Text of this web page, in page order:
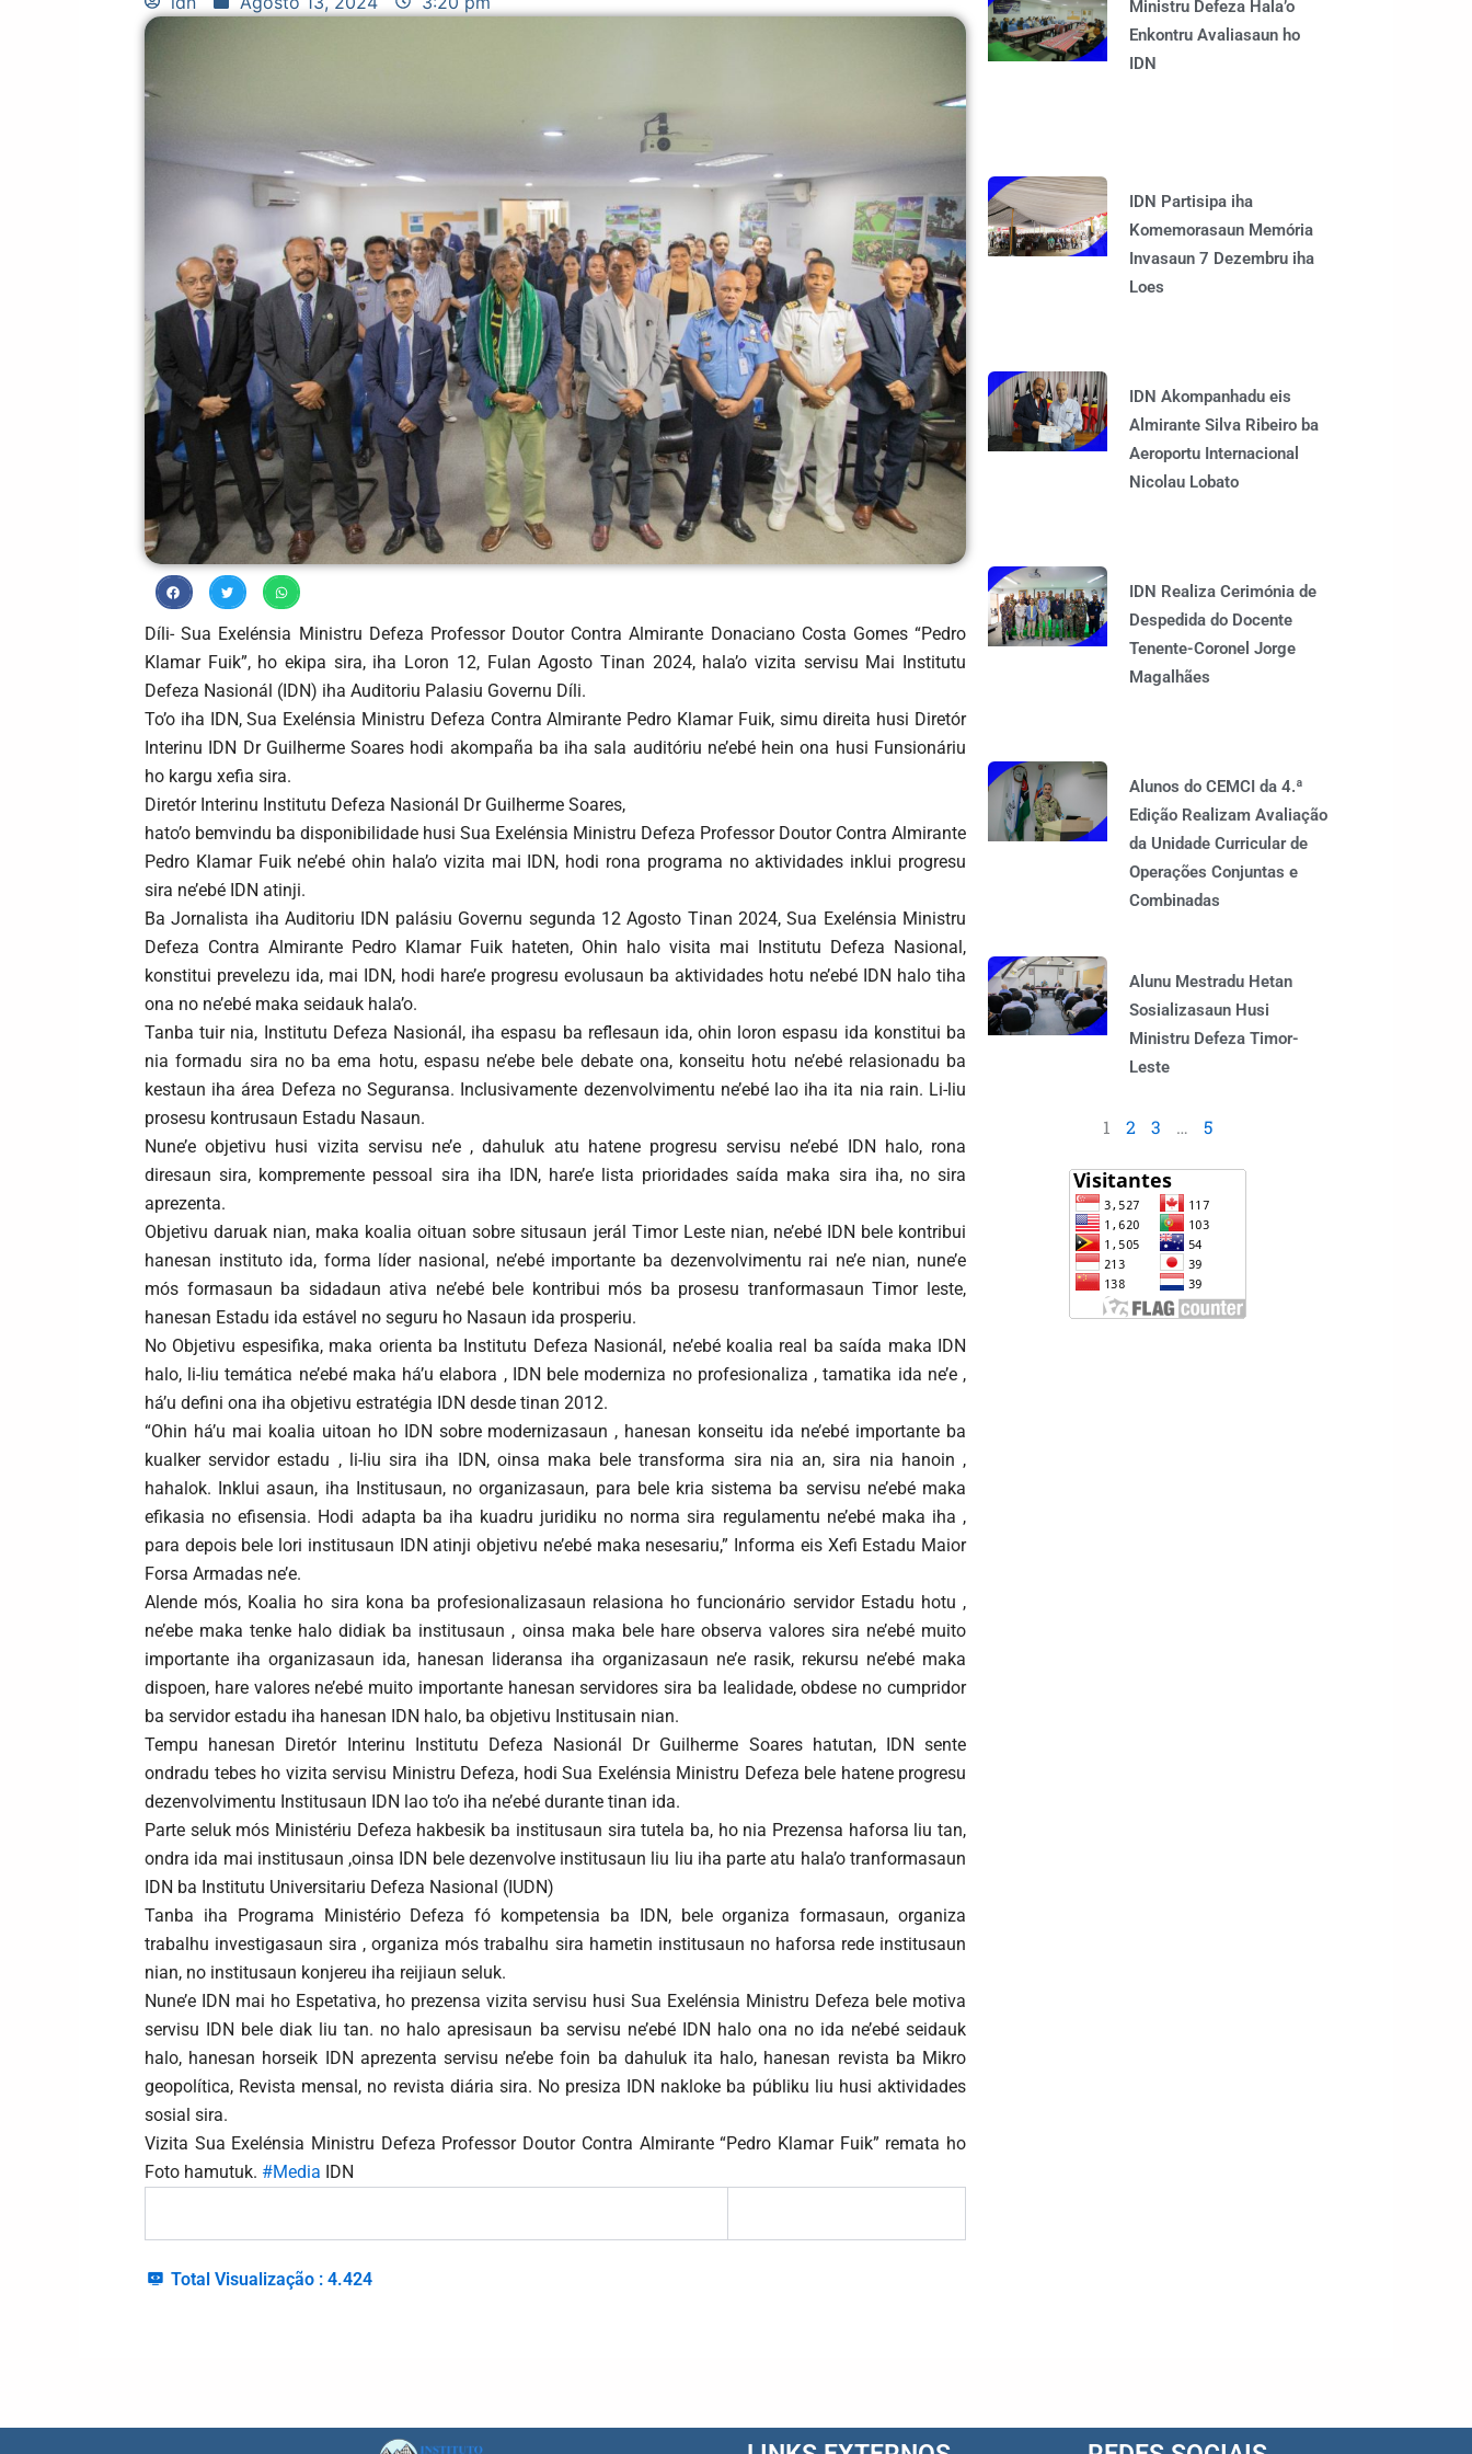
Díli- Sua Exelénsia Ministru Defeza Professor Doutor Contra Almirante Donaciano Costa Gomes “Pedro
Klamar Fuik”, ho ekipa sira, iha Loron 12, Fulan Agosto Tinan 2024, hala’o vizita servisu Mai Institutu
Defeza Nasionál (IDN) iha Auditoriu Palasiu Governu Díli.
To’o iha IDN, Sua Exelénsia Ministru Defeza Contra Almirante Pedro Klamar Fuik, simu direita husi Diretór
Interinu IDN Dr Guilherme Soares hodi akompaña ba iha sala auditóriu ne’ebé hein ona husi Funsionáriu
ho kargu xefia sira.
Diretór Interinu Institutu Defeza Nasionál Dr Guilherme Soares,
hato’o bemvindu ba disponibilidade husi Sua Exelénsia Ministru Defeza Professor Doutor Contra Almirante
Pedro Klamar Fuik ne’ebé ohin hala’o vizita mai IDN, hodi rona programa no aktividades inklui progresu
sira ne’ebé IDN atinji.
Ba Jornalista iha Auditoriu IDN palásiu Governu segunda 12 Agosto Tinan 2024, Sua Exelénsia Ministru
Defeza Contra Almirante Pedro Klamar Fuik hateten, Ohin halo visita mai Institutu Defeza Nasional,
konstitui prevelezu ida, mai IDN, hodi hare’e progresu evolusaun ba aktividades hotu ne’ebé IDN halo tiha
ona no ne’ebé maka seidauk hala’o.
Tanba tuir nia, Institutu Defeza Nasionál, iha espasu ba reflesaun ida, ohin loron espasu ida konstitui ba
nia formadu sira no ba ema hotu, espasu ne’ebe bele debate ona, konseitu hotu ne’ebé relasionadu ba
kestaun iha área Defeza no Seguransa. Inclusivamente dezenvolvimentu ne’ebé lao iha ita nia rain. Li-liu
prosesu kontrusaun Estadu Nasaun.
Nune’e objetivu husi vizita servisu ne’e , dahuluk atu hatene progresu servisu ne’ebé IDN halo, rona
diresaun sira, kompremente pessoal sira iha IDN, hare’e lista prioridades saída maka sira iha, no sira
aprezenta.
Objetivu daruak nian, maka koalia oituan sobre situsaun jerál Timor Leste nian, ne’ebé IDN bele kontribui
hanesan instituto ida, forma líder nasional, ne’ebé importante ba dezenvolvimentu rai ne’e nian, nune’e
mós formasaun ba sidadaun ativa ne’ebé bele kontribui mós ba prosesu tranformasaun Timor leste,
hanesan Estadu ida estável no seguru ho Nasaun ida prosperiu.
No Objetivu espesifika, maka orienta ba Institutu Defeza Nasionál, ne’ebé koalia real ba saída maka IDN
halo, li-liu temática ne’ebé maka há’u elabora , IDN bele moderniza no profesionaliza , tamatika ida ne’e ,
há’u defini ona iha objetivu estratégia IDN desde tinan 2012.
“Ohin há’u mai koalia uitoan ho IDN sobre modernizasaun , hanesan konseitu ida ne’ebé importante ba
kualker servidor estadu , li-liu sira iha IDN, oinsa maka bele transforma sira nia an, sira nia hanoin ,
hahalok. Inklui asaun, iha Institusaun, no organizasaun, para bele kria sistema ba servisu ne’ebé maka
efikasia no efisensia. Hodi adapta ba iha kuadru juridiku no norma sira regulamentu ne’ebé maka iha ,
para depois bele lori institusaun IDN atinji objetivu ne’ebé maka nesesariu,” Informa eis Xefi Estadu Maior
Forsa Armadas ne’e.
Alende mós, Koalia ho sira kona ba profesionalizasaun relasiona ho funcionário servidor Estadu hotu ,
ne’ebe maka tenke halo didiak ba institusaun , oinsa maka bele hare observa valores sira ne’ebé muito
importante iha organizasaun ida, hanesan lideransa iha organizasaun ne’e rasik, rekursu ne’ebé maka
dispoen, hare valores ne’ebé muito importante hanesan servidores sira ba lealidade, obdese no cumpridor
ba servidor estadu iha hanesan IDN halo, ba objetivu Institusain nian.
Tempu hanesan Diretór Interinu Institutu Defeza Nasionál Dr Guilherme Soares hatutan, IDN sente
ondradu tebes ho vizita servisu Ministru Defeza, hodi Sua Exelénsia Ministru Defeza bele hatene progresu
dezenvolvimentu Institusaun IDN lao to’o iha ne’ebé durante tinan ida.
Parte seluk mós Ministériu Defeza hakbesik ba institusaun sira tutela ba, ho nia Prezensa haforsa liu tan,
ondra ida mai institusaun ,oinsa IDN bele dezenvolve institusaun liu liu iha parte atu hala’o tranformasaun
IDN ba Institutu Universitariu Defeza Nasional (IUDN)
Tanba iha Programa Ministério Defeza fó kompetensia ba IDN, bele organiza formasaun, organiza
trabalhu investigasaun sira , organiza mós trabalhu sira hametin institusaun no haforsa rede institusaun
nian, no institusaun konjereu iha reijiaun seluk.
Nune’e IDN mai ho Espetativa, ho prezensa vizita servisu husi Sua Exelénsia Ministru Defeza bele motiva
servisu IDN bele diak liu tan. no halo apresisaun ba servisu ne’ebé IDN halo ona no ida ne’ebé seidauk
halo, hanesan horseik IDN aprezenta servisu ne’ebe foin ba dahuluk ita halo, hanesan revista ba Mikro
geopolítica, Revista mensal, no revista diária sira. No presiza IDN nakloke ba públiku liu husi aktividades
sosial sira.
Vizita Sua Exelénsia Ministru Defeza Professor Doutor Contra Almirante “Pedro Klamar Fuik” remata ho
Foto hamutuk. #Media IDN
Total Visualização : 4.424
Ministru Defeza Hala’o
Enkontru Avaliasaun ho
IDN
IDN Partisipa iha
Komemorasaun Memória
Invasaun 7 Dezembru iha
Loes
IDN Akompanhadu eis
Almirante Silva Ribeiro ba
Aeroportu Internacional
Nicolau Lobato
IDN Realiza Cerimónia de
Despedida do Docente
Tenente-Coronel Jorge
Magalhães
Alunos do CEMCI da 4.ª
Edição Realizam Avaliação
da Unidade Curricular de
Operações Conjuntas e
Combinadas
Alunu Mestradu Hetan
Sosializasaun Husi
Ministru Defeza Timor-
Leste
1 2 3 … 5